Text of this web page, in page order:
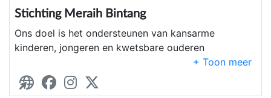
Stichting Meraih Bintang
Ons doel is het ondersteunen van kansarme
kinderen, jongeren en kwetsbare ouderen
in Pangandaran, West-Java, Indonesië in hun
levensonderhoud en educatie. Het verbeteren van
de leefomstandigheden van de gemeenschap in het